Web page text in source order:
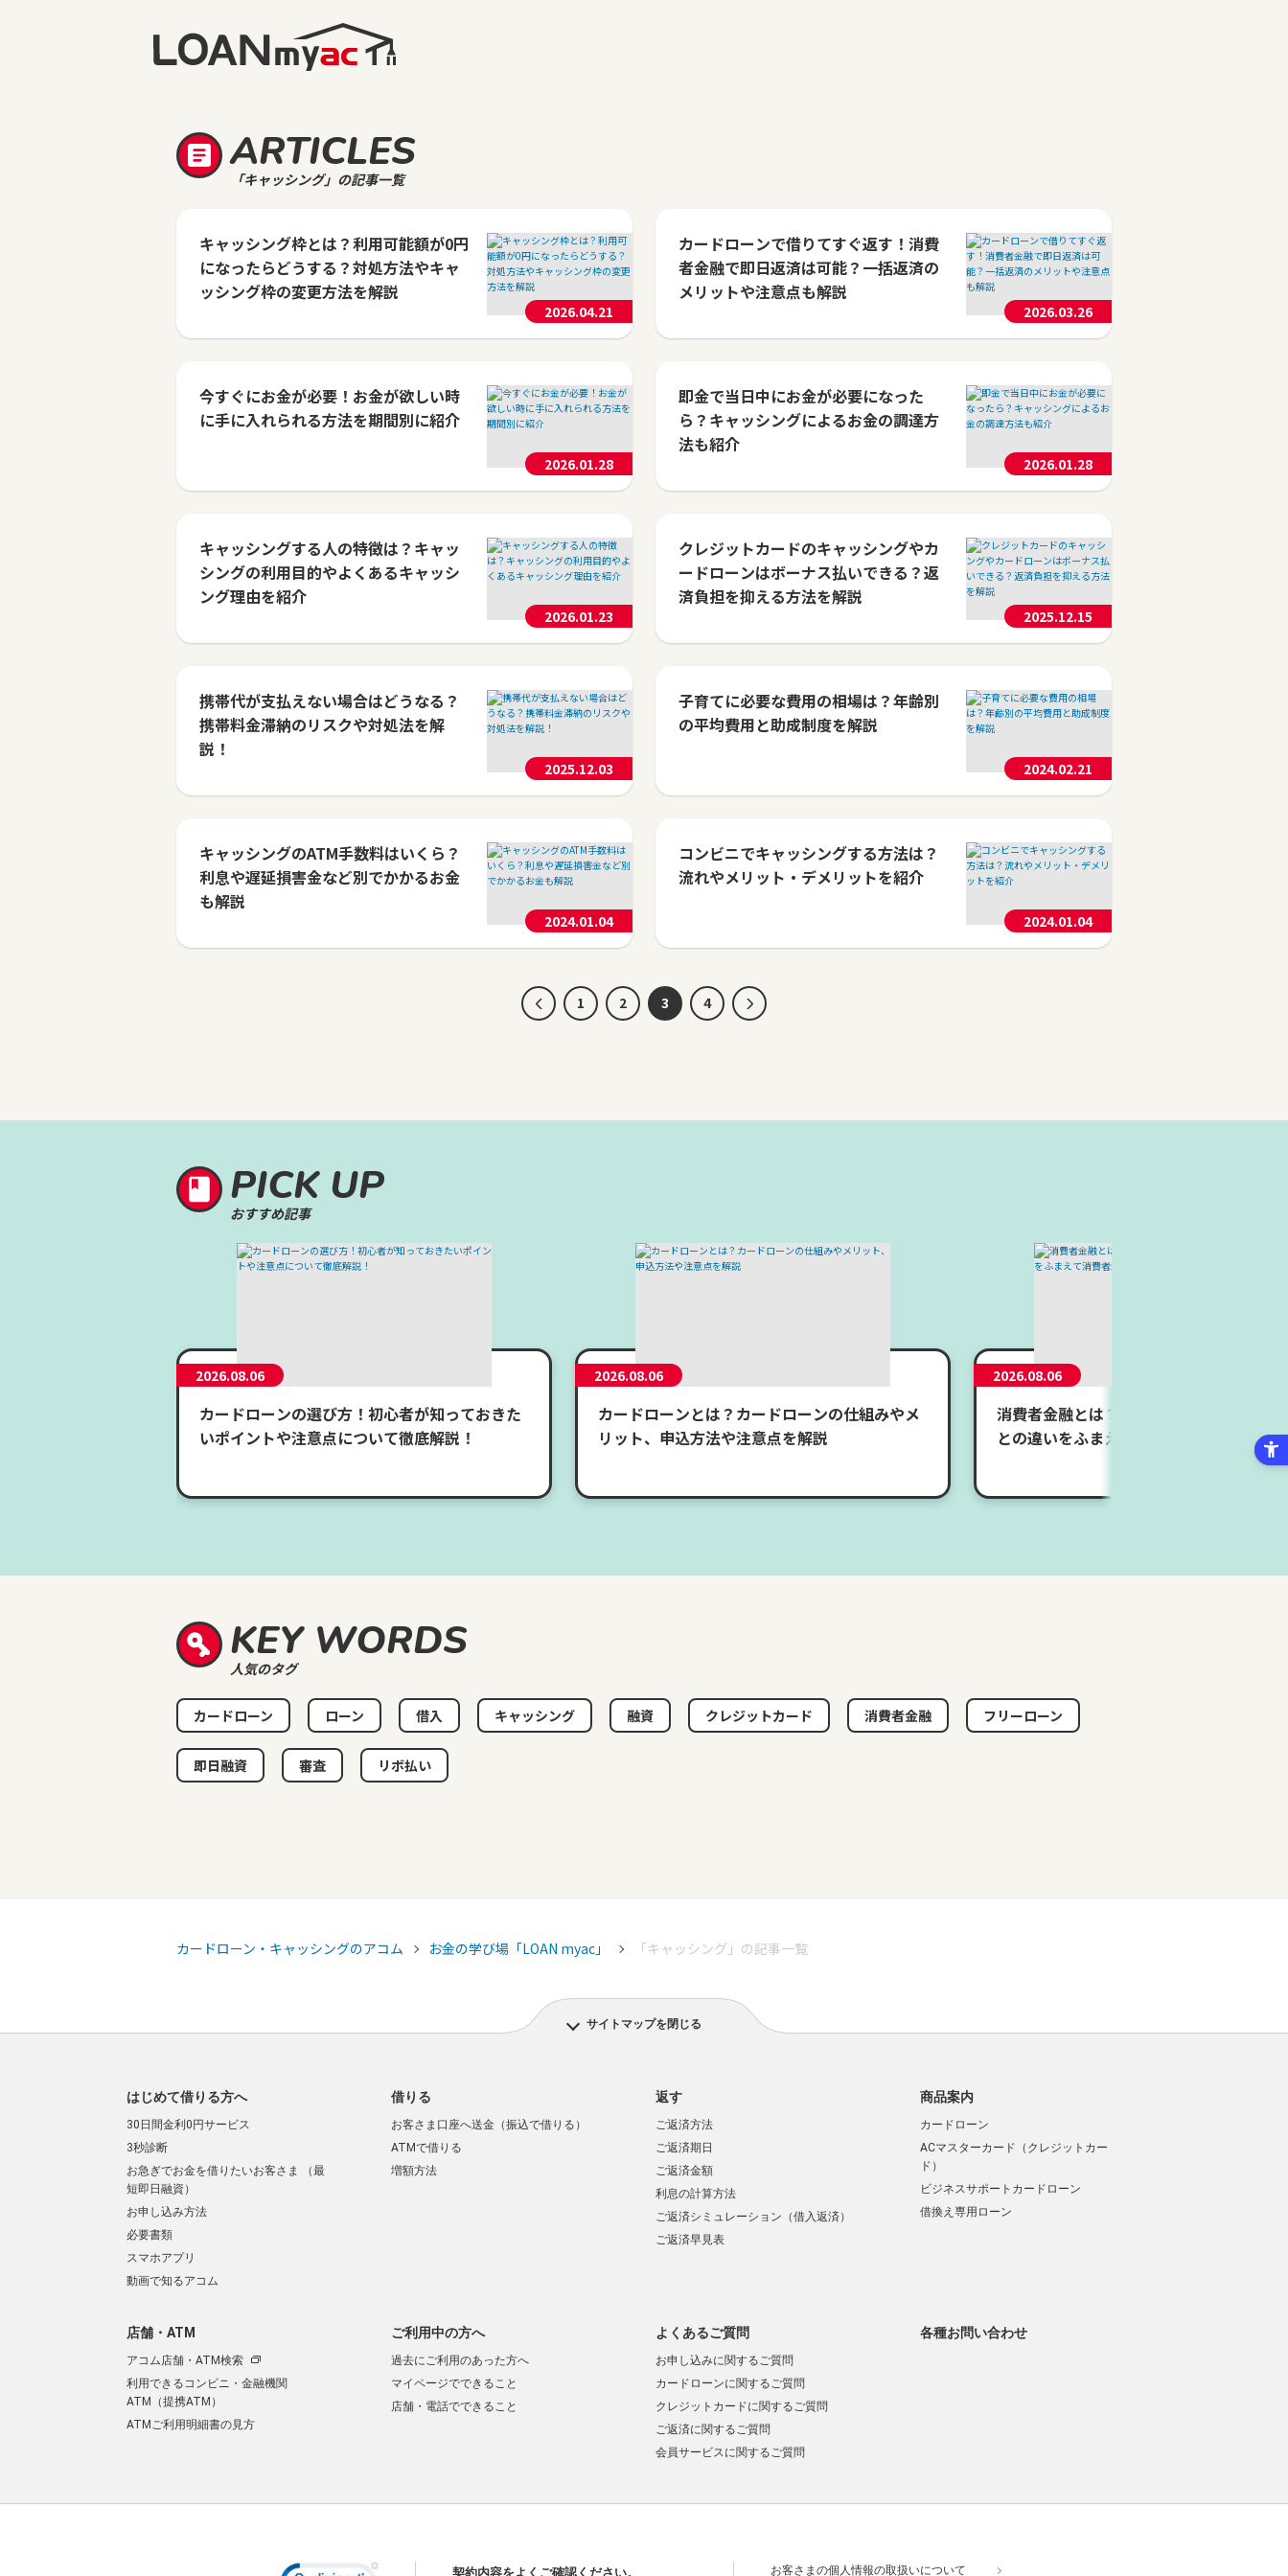
ARTICLES
「キャッシング」の記事一覧
キャッシング枠とは？利用可能額が0円
になったらどうする？対処方法やキャ
ッシング枠の変更方法を解説
2026.04.21
カードローンで借りてすぐ返す！消費
者金融で即日返済は可能？一括返済の
メリットや注意点も解説
2026.03.26
今すぐにお金が必要！お金が欲しい時
に手に入れられる方法を期間別に紹介
2026.01.28
即金で当日中にお金が必要になった
ら？キャッシングによるお金の調達方
法も紹介
2026.01.28
キャッシングする人の特徴は？キャッ
シングの利用目的やよくあるキャッシ
ング理由を紹介
2026.01.23
クレジットカードのキャッシングやカ
ードローンはボーナス払いできる？返
済負担を抑える方法を解説
2025.12.15
携帯代が支払えない場合はどうなる？
携帯料金滞納のリスクや対処法を解
説！
2025.12.03
子育てに必要な費用の相場は？年齢別
の平均費用と助成制度を解説
2024.02.21
キャッシングのATM手数料はいくら？
利息や遅延損害金など別でかかるお金
も解説
2024.01.04
コンビニでキャッシングする方法は？
流れやメリット・デメリットを紹介
2024.01.04
1 2 3 4
PICK UP
おすすめ記事
2026.08.06
カードローンの選び方！初心者が知っておきた
いポイントや注意点について徹底解説！
2026.08.06
カードローンとは？カードローンの仕組みやメ
リット、申込方法や注意点を解説
2026.08.06
消費者金融とは？メリット・デメリット
との違いをふまえて消費者金融の仕組み
KEY WORDS
人気のタグ
カードローン ローン 借入 キャッシング 融資 クレジットカード 消費者金融 フリーローン
即日融資 審査 リボ払い
カードローン・キャッシングのアコム お金の学び場「LOAN myac」 「キャッシング」の記事一覧
サイトマップを閉じる
はじめて借りる方へ
30日間金利0円サービス
3秒診断
お急ぎでお金を借りたいお客さま （最
短即日融資）
お申し込み方法
必要書類
スマホアプリ
動画で知るアコム
借りる
お客さま口座へ送金（振込で借りる）
ATMで借りる
増額方法
返す
ご返済方法
ご返済期日
ご返済金額
利息の計算方法
ご返済シミュレーション（借入返済）
ご返済早見表
商品案内
カードローン
ACマスターカード（クレジットカー
ド）
ビジネスサポートカードローン
借換え専用ローン
店舗・ATM
アコム店舗・ATM検索
利用できるコンビニ・金融機関
ATM（提携ATM）
ATMご利用明細書の見方
ご利用中の方へ
過去にご利用のあった方へ
マイページでできること
店舗・電話でできること
よくあるご質問
お申し込みに関するご質問
カードローンに関するご質問
クレジットカードに関するご質問
ご返済に関するご質問
会員サービスに関するご質問
各種お問い合わせ
契約内容をよくご確認ください。 お客さまの個人情報の取扱いについて